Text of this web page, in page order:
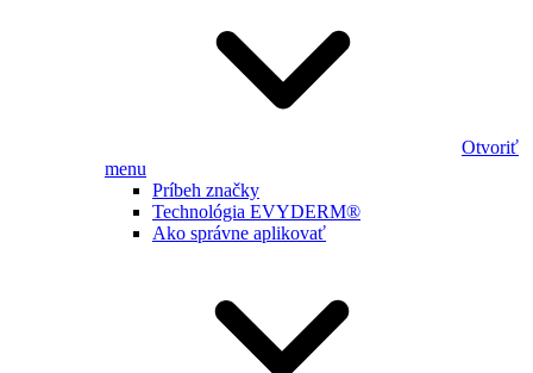
Otvoriť
menu
Príbeh značky
Technológia EVYDERM®
Ako správne aplikovať